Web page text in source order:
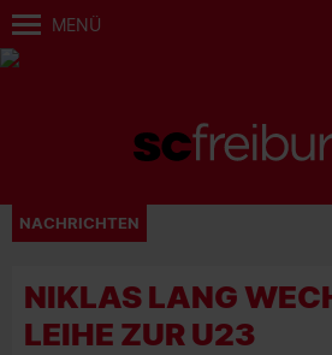
MENÜ
NACHRICHTEN
NIKLAS LANG
LEIHE ZUR U23